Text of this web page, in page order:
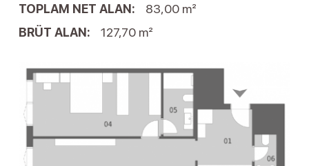
TOPLAM NET ALAN:
83,00 m²
BRÜT ALAN:
127,70 m²